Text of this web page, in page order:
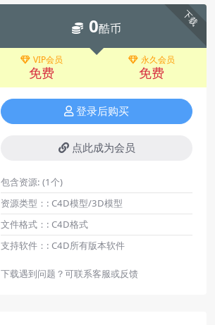
下载
0酷币
VIP会员
免费
永久会员
免费
登录后购买
点此成为会员
包含资源: (1个)
资源类型：: C4D模型/3D模型
文件格式：: C4D格式
支持软件：: C4D所有版本软件
下载遇到问题？可联系客服或反馈